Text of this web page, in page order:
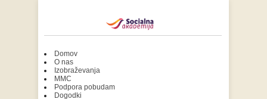
Domov
O nas
Izobraževanja
MMC
Podpora pobudam
Dogodki